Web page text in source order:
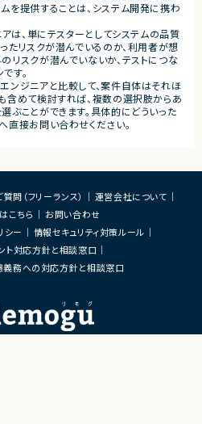
実装 ・レ
て現地
仕様設計
・生成AIツールを活用したフ
効率化
・育成、収集、イベント、コミ
験の設計
・KPI設計およびデータ分析
善施策の立案
・課金モデルやマネタイズ戦
・リリース後も修正等をしや
・リリース後の運営改善およ
ス開発を加速するため、企画
を募集しています。
企画、要件定義、仕様策定、設
ト、リリース、運用改善
■その他補足
ジション
・既に活動実績を持つキャラ
観拡張やファン体験創出に携
を提供することは、システム開発に携わ
アは、単にテスターとしてシステムの品質
たリスクが潜んでいるのか、利用者が想
リスクが潜んでいないか、テストにつな
す。
ンジニアと比較して、案件自体はそれほ
含めて検討すれば、複数の選択肢からあ
ぶことができます。具体的にどういった
直接お問い合わせください。
問（フリーランス）
運営会社について
こちら
お問い合わせ
シー
情報セキュリティ対策ルール
ト対応方針と相談窓口
務への対応方針と相談窓口